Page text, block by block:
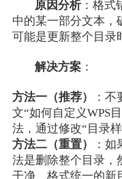
原因分析：格式
中的某一部分文本，
可能是更新整个目录
解决方案 ：
方法一（推荐）
：
文“如何自定义WPS
法，通过修改“目录
方法二（重置）
：
法是删除整个目录，
干净、格式统一的新